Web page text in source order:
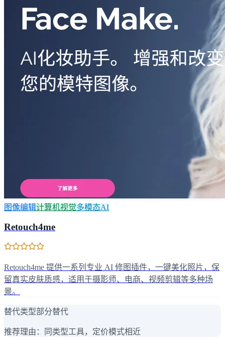
图像编辑计算机视觉多模态AI
Retouch4me
Retouch4me 提供一系列专业 AI 修图插件，一键美化照片，保
留真实皮肤质感，适用于摄影师、电商、视频剪辑等多种场
景。
替代类型部分替代
推荐理由： 同类型工具，定价模式相近